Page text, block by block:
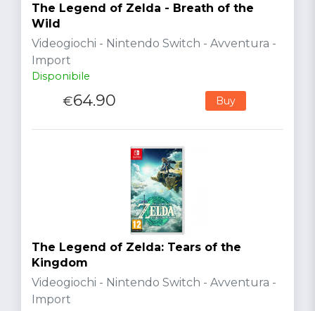
The Legend of Zelda - Breath of the
Wild
Videogiochi - Nintendo Switch - Avventura -
Import
Disponibile
€64.90 Buy
The Legend of Zelda: Tears of the
Kingdom
Videogiochi - Nintendo Switch - Avventura -
Import